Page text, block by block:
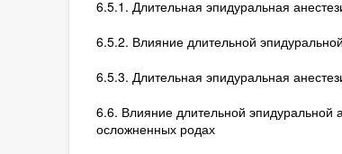
6.5.1. Длительная эпидуральная
6.5.2. Влияние длительной
6.5.3. Длительная эпидуральная
6.6. Влияние длительной эпидуральной
осложненных родах